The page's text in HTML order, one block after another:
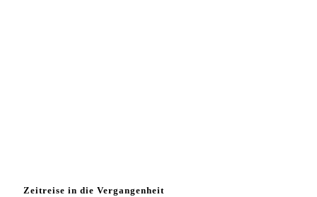
Zeitreise in die Vergangenheit